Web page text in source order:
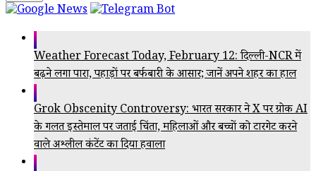
Weather Forecast Today, February 12: दिल्ली-NCR में
बढ़ने लगा पारा, पहाड़ों पर बर्फबारी के आसार; जानें अपने शहर का हाल
Grok Obscenity Controversy: भारत सरकार ने X पर ग्रोक AI
के गलत इस्तेमाल पर जताई चिंता, महिलाओं और बच्चों को टारगेट करने
वाले अश्लील कंटेंट का दिया हवाला